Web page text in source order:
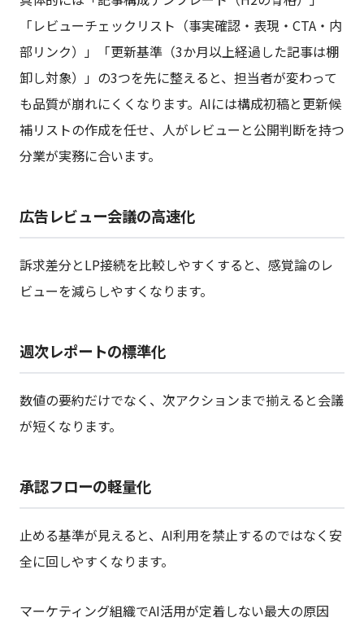
「レビューチェックリスト（事実確認・表現・CTA・内
部リンク）」「更新基準（3か月以上経過した記事は棚
卸し対象）」の3つを先に整えると、担当者が変わって
も品質が崩れにくくなります。AIには構成初稿と更新候
補リストの作成を任せ、人がレビューと公開判断を持つ
分業が実務に合います。
広告レビュー会議の高速化
訴求差分とLP接続を比較しやすくすると、感覚論のレ
ビューを減らしやすくなります。
週次レポートの標準化
数値の要約だけでなく、次アクションまで揃えると会議
が短くなります。
承認フローの軽量化
止める基準が見えると、AI利用を禁止するのではなく安
全に回しやすくなります。
マーケティング組織でAI活用が定着しない最大の原因